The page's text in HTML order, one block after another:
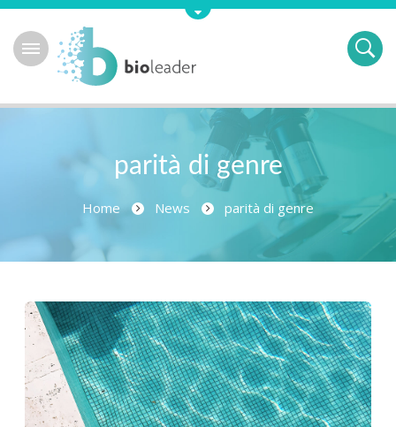
parità di genre
Home News parità di genre